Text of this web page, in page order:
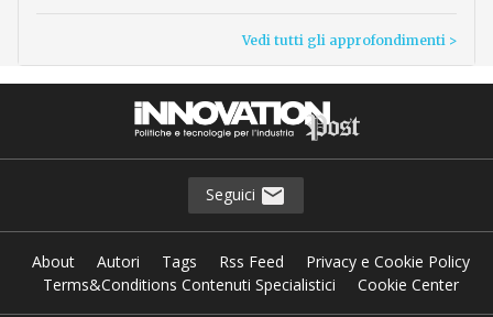
Vedi tutti gli approfondimenti >
Seguici
About Autori Tags Rss Feed
Privacy e Cookie Policy
Terms&Conditions Contenuti Specialistici
Cookie Center